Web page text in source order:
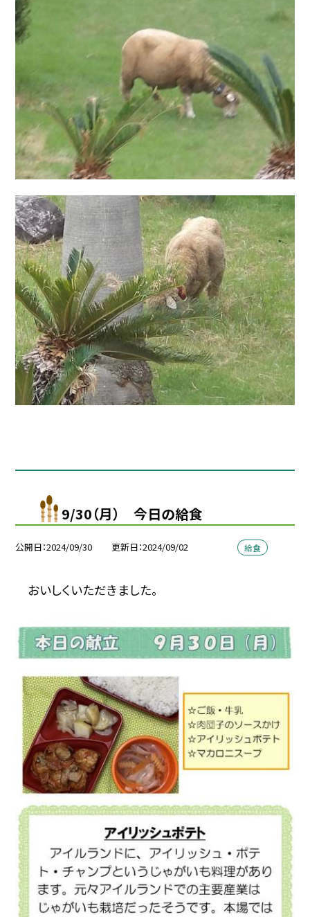
9/30（月） 今日の給食
公開日 2024/09/30 更新日 2024/09/02 給食
おいしくいただきました。